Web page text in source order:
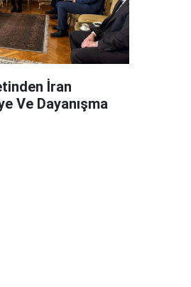
İran
Ve Dayanışma